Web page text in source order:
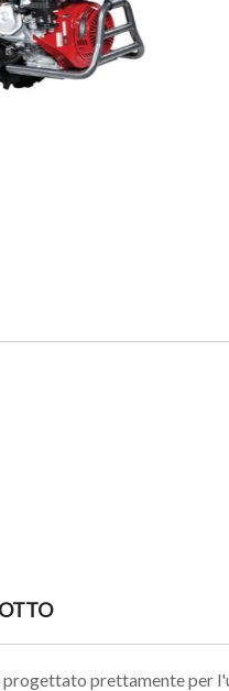
progettato prettamente per